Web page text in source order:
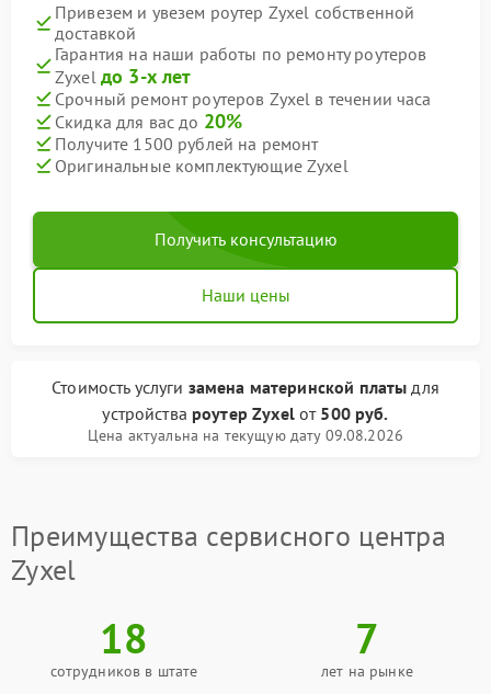
Привезем и увезем роутер Zyxel собственной
доставкой
Гарантия на наши работы по ремонту роутеров
Zyxel до 3-х лет
Срочный ремонт роутеров Zyxel в течении часа
Скидка для вас до 20%
Получите 1500 рублей на ремонт
Оригинальные комплектующие Zyxel
Получить консультацию
Наши цены
Стоимость услуги замена материнской платы для
устройства роутер Zyxelот 500 руб.
Цена актуальна на текущую дату 09.08.2026
Преимущества сервисного центра
Zyxel
18
сотрудников в штате
7
лет на рынке